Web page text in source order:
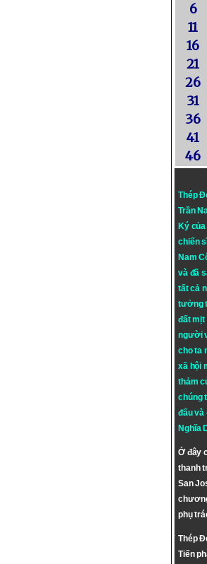
6
11
16
21
26
31
36
41
46
Thép
Trần
Ký
chiến
Nam
và đã
tất cả
tưởng
đất mịt
người
cho ta
xã hội
thảm
chúng
đấu
Nghĩa
Ở đây
thanh
San
phụ
Thép
Tiến